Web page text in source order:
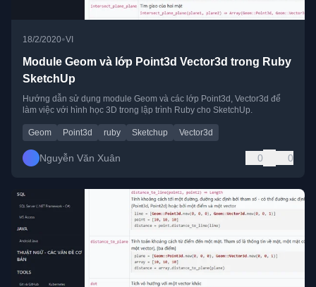
18/2/2020•VI
Module Geom và lớp Point3d Vector3d trong Ruby
SketchUp
Hướng dẫn sử dụng module Geom và các lớp Point3d, Vector3d để
làm việc với hình học 3D trong lập trình Ruby cho SketchUp.
Geom Point3d ruby Sketchup Vector3d
Nguyễn Văn Xuân 0 0